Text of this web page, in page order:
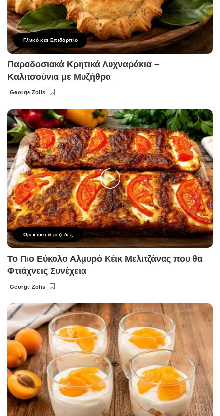
Γλυκό και Επιδόρπιο
Παραδοσιακά Κρητικά Λυχναράκια –
Καλιτσούνια με Μυζήθρα
Posted
George Zolis
Ορεκτικα & μεζεδες
Το Πιο Εύκολο Αλμυρό Κέικ Μελιτζάνας που θα
Φτιάχνεις Συνέχεια
Posted
George Zolis